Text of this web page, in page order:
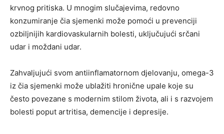
krvnog pritiska. U mnogim slučajevima, redovno
konzumiranje čia sjemenki može pomoći u prevenciji
ozbiljnijih kardiovaskularnih bolesti, uključujući srčani
udar i moždani udar.
Zahvaljujući svom antiinflamatornom djelovanju, omega-3
iz čia sjemenki može ublažiti hronične upale koje su
često povezane s modernim stilom života, ali i s razvojem
bolesti poput artritisa, demencije i depresije.